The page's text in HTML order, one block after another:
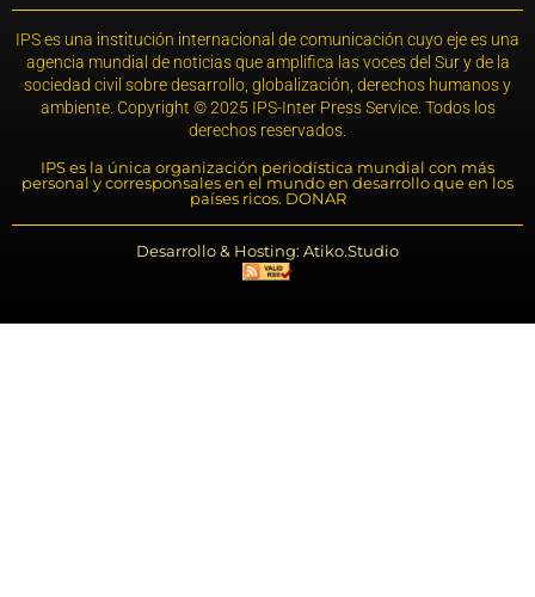
IPS es una institución internacional de comunicación cuyo eje es una
agencia mundial de noticias que amplifica las voces del Sur y de la
sociedad civil sobre desarrollo, globalización, derechos humanos y
ambiente. Copyright © 2025 IPS-Inter Press Service. Todos los
derechos reservados.
IPS es la única organización periodística mundial con más
personal y corresponsales en el mundo en desarrollo que en los
países ricos. DONAR
Desarrollo & Hosting: Atiko.Studio